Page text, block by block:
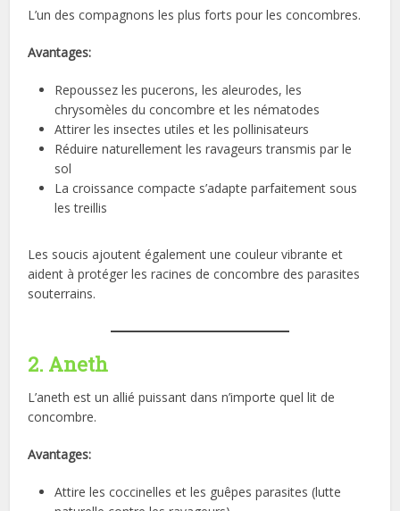
L’un des compagnons les plus forts pour les concombres.
Avantages:
Repoussez les pucerons, les aleurodes, les
chrysomèles du concombre et les nématodes
Attirer les insectes utiles et les pollinisateurs
Réduire naturellement les ravageurs transmis par le
sol
La croissance compacte s’adapte parfaitement sous
les treillis
Les soucis ajoutent également une couleur vibrante et
aident à protéger les racines de concombre des parasites
souterrains.
2. Aneth
L’aneth est un allié puissant dans n’importe quel lit de
concombre.
Avantages:
Attire les coccinelles et les guêpes parasites (lutte